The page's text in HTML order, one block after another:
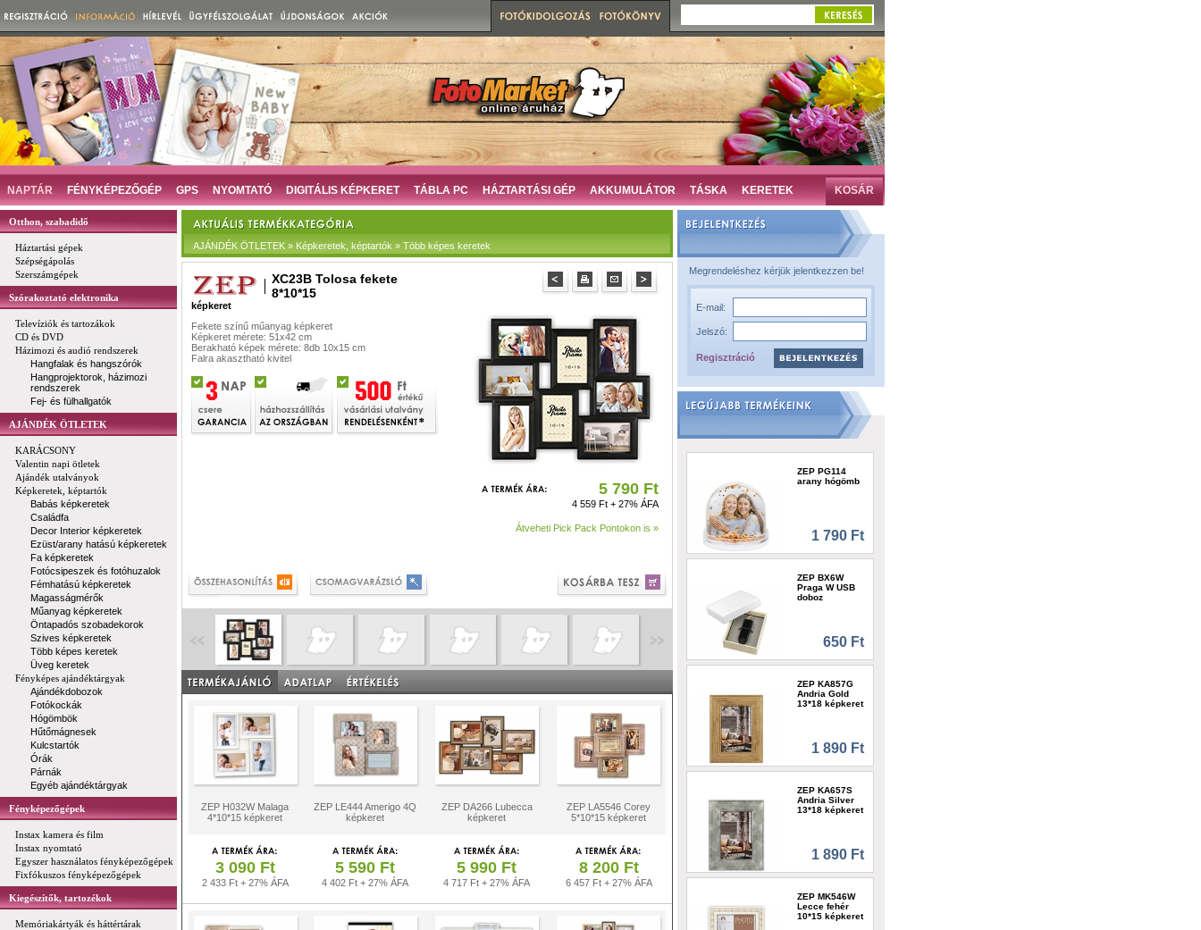
NAPTÁR FÉNYKÉPEZŐGÉP GPS NYOMTATÓ DIGITÁLIS KÉPKERET TÁBLA PC HÁZTARTÁSI GÉP AKKUMULÁTOR TÁSKA KERETEK KOSÁR
Otthon, szabadidő
Háztartási gépek
Szépségápolás
Szerszámgépek
Szórakoztató elektronika
Televíziók és tartozákok
CD és DVD
Házimozi és audió rendszerek
Hangfalak és hangszórók
Hangprojektorok, házimozi
rendszerek
Fej- és fülhallgatók
AJÁNDÉK ÖTLETEK
KARÁCSONY
Valentin napi ötletek
Ajándék utalványok
Képkeretek, képtartók
Babás képkeretek
Családfa
Decor Interior képkeretek
Ezüst/arany hatású képkeretek
Fa képkeretek
Fotócsipeszek és fotóhuzalok
Fémhatású képkeretek
Magasságmérők
Műanyag képkeretek
Öntapadós szobadekorok
Szives képkeretek
Több képes keretek
Üveg keretek
Fényképes ajándéktárgyak
Ajándékdobozok
Fotókockák
Hógömbök
Hűtőmágnesek
Kulcstartók
Órák
Párnák
Egyéb ajándéktárgyak
Fényképezőgépek
Instax kamera és film
Instax nyomtató
Egyszer használatos fényképezőgépek
Fixfókuszos fényképezőgépek
Kiegészítők, tartozékok
Memóriakártyák és háttértárak
AJÁNDÉK ÖTLETEK » Képkeretek, képtartók » Több képes keretek
XC23B Tolosa fekete
8*10*15
képkeret
Fekete színű műanyag képkeret
Képkeret mérete: 51x42 cm
Berakható képek mérete: 8db 10x15 cm
Falra akasztható kivitel
5 790 Ft
4 559 Ft + 27% ÁFA
Átveheti Pick Pack Pontokon is »
ZEP H032W Malaga
4*10*15 képkeret
ZEP LE444 Amerigo 4Q
képkeret
ZEP DA266 Lubecca
képkeret
ZEP LA5546 Corey
5*10*15 képkeret
3 090 Ft
2 433 Ft + 27% ÁFA
5 590 Ft
4 402 Ft + 27% ÁFA
5 990 Ft
4 717 Ft + 27% ÁFA
8 200 Ft
6 457 Ft + 27% ÁFA
Megrendeléshez kérjük jelentkezzen be!
E-mail:
Jelszó:
Regisztráció
ZEP PG114
arany hógömb
1 790 Ft
ZEP BX6W
Praga W USB
doboz
650 Ft
ZEP KA857G
Andria Gold
13*18 képkeret
1 890 Ft
ZEP KA657S
Andria Silver
13*18 képkeret
1 890 Ft
ZEP MK546W
Lecce fehér
10*15 képkeret